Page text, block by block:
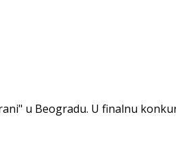
u Beogradu. U finalnu